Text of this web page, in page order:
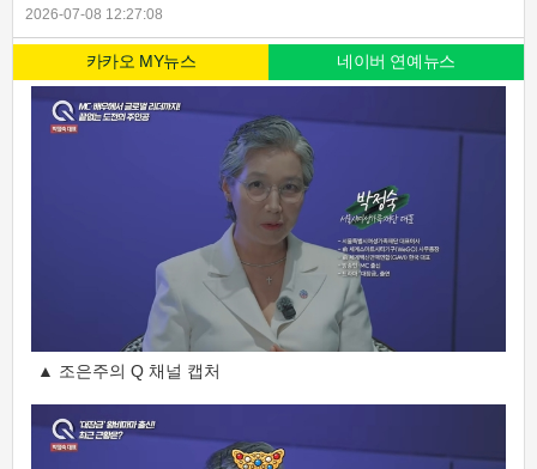
2026-07-08 12:27:08
카카오 MY뉴스 네이버 연예뉴스
▲ 조은주의 Q 채널 캡처